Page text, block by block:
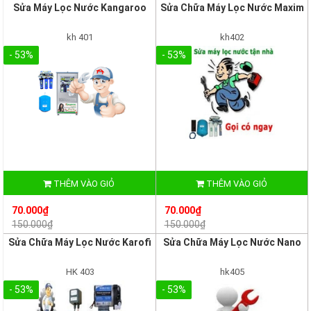
Sửa Máy Lọc Nước Kangaroo
kh 401
- 53%
THÊM VÀO GIỎ
70.000₫
150.000₫
Sửa Chữa Máy Lọc Nước Maxim
kh402
- 53%
THÊM VÀO GIỎ
70.000₫
150.000₫
Sửa Chữa Máy Lọc Nước Karofi
HK 403
- 53%
Sửa Chữa Máy Lọc Nước Nano
hk405
- 53%